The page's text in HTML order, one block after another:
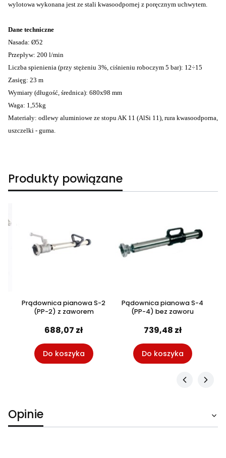
wylotowa wykonana jest ze stali kwasoodpornej z poręcznym uchwytem.
Dane techniczne
Nasada: Ø52
Przepływ: 200 l/min
Liczba spienienia (przy stężeniu 3%, ciśnieniu roboczym 5 bar): 12÷15
Zasięg: 23 m
Wymiary (długość, średnica): 680x98 mm
Waga: 1,55kg
Materiały: odlewy aluminiowe ze stopu AK 11 (AlSi 11), rura kwasoodporna,
uszczelki - guma.
Produkty powiązane
Prądownica pianowa S-2
(PP-2) z zaworem
688,07 zł
Do koszyka
Pądownica pianowa S-4
(PP-4) bez zaworu
739,48 zł
Do koszyka
Opinie